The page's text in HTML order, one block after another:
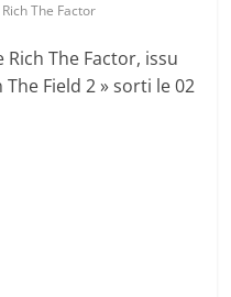
Rich The Factor
The Factor, issu
The Field 2 » sorti le 02